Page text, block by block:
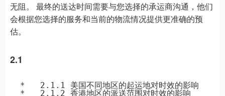
无阻。 最终的送达时间需要与您选择的承运商沟通，他们
会根据您选择的服务和当前的物流情况提供更准确的预
估。
2.1
  *   2.1.1 美国不同地区的起运地对时效的影响